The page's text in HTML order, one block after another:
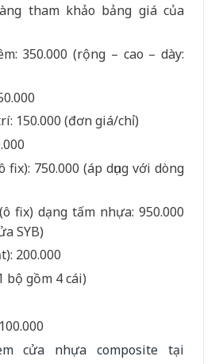
tham khảo bảng giá của
350.000 (rộng – cao – dày:
150.000 (đơn giá/chỉ)
750.000 (áp dụng với dòng
fix) dạng tấm nhựa: 950.000
SYB)
200.000
bộ gồm 4 cái)